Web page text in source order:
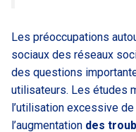
Les préoccupations
sociaux des réseaux
des questions
utilisateurs. Les études
l’utilisation excessive
l’augmentation des